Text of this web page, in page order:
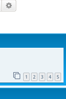
Rechercher
1 2 3 4 5